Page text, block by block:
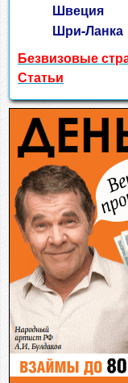
Швеция
Шри-Ланка
Безвизовые
Статьи